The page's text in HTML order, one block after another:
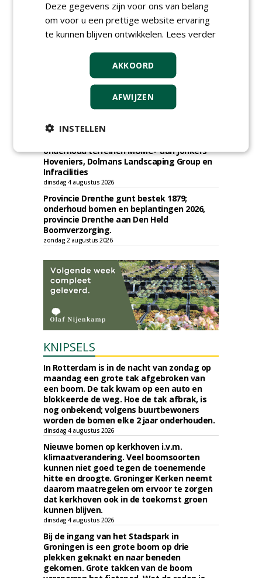
vrijdag 7 augustus 2026
Gemeente Tilburg gunt ecologische
verbindingszone Zwaluwenbunders en
Groenprojecten
Gemeente Eindhoven gunt groot
onderhoud ''Stedelijk bos'' binnen de
bebouwingscontour houtkap aan
donderdag 6 augustus 2026
onderhoud terreinen MUMC+ aan Jonkers
Hoveniers, Dolmans Landscaping Group en
Infracilities
dinsdag 4 augustus 2026
Provincie Drenthe gunt bestek 1879;
onderhoud bomen en beplantingen 2026,
provincie Drenthe aan Den Held
Boomverzorging.
zondag 2 augustus 2026
KNIPSELS
In Rotterdam is in de nacht van zondag op
maandag een grote tak afgebroken van
een boom. De tak kwam op een auto en
blokkeerde de weg. Hoe de tak afbrak, is
nog onbekend; volgens buurtbewoners
worden de bomen elke 2 jaar onderhouden.
dinsdag 4 augustus 2026
Nieuwe bomen op kerkhoven i.v.m.
klimaatverandering. Veel boomsoorten
kunnen niet goed tegen de toenemende
hitte en droogte. Groninger Kerken neemt
daarom maatregelen om ervoor te zorgen
dat kerkhoven ook in de toekomst groen
kunnen blijven.
dinsdag 4 augustus 2026
Bij de ingang van het Stadspark in
Groningen is een grote boom op drie
plekken geknakt en naar beneden
gekomen. Grote takken van de boom
Deze gegevens zijn voor ons van belang
om voor u een prettige website ervaring
te kunnen blijven ontwikkelen. Lees verder
AKKOORD
AFWIJZEN
INSTELLEN